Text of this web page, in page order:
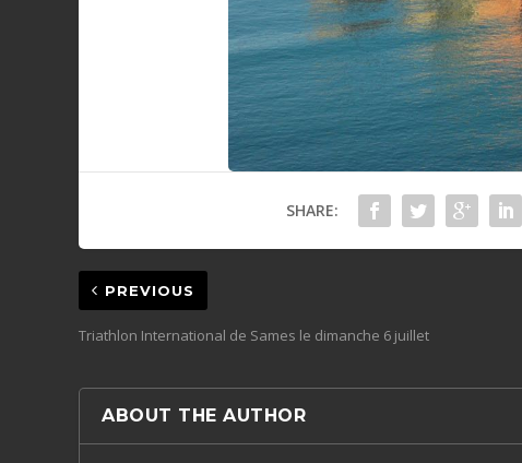
SHARE:
PREVIOUS
Triathlon International de Sames le dimanche 6 juillet
ABOUT THE AUTHOR